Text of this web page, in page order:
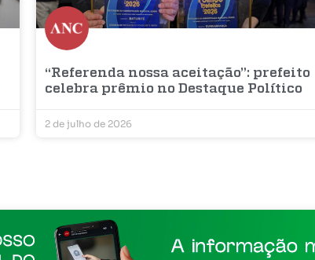
“Referenda nossa aceitação”: prefeito
celebra prêmio no Destaque Político
2 de julho de 2026